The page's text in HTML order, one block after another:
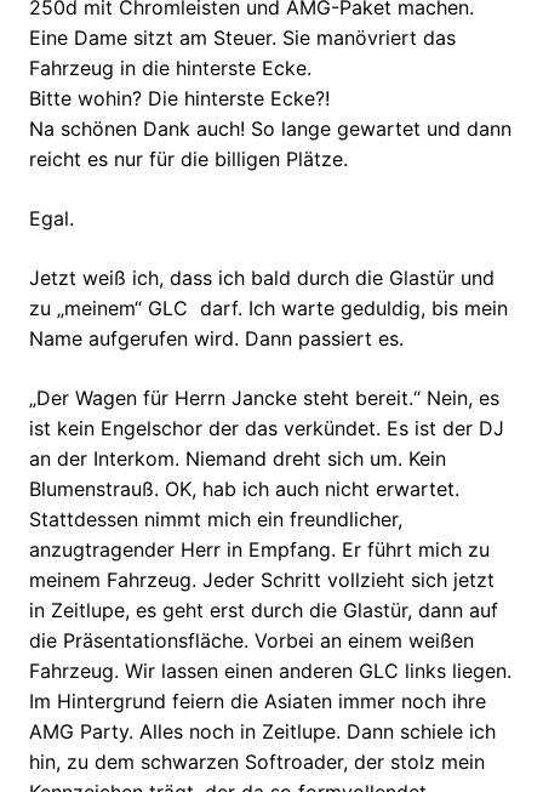
250d mit Chromleisten und AMG-Paket machen.
Eine Dame sitzt am Steuer. Sie manövriert das
Fahrzeug in die hinterste Ecke.
Bitte wohin? Die hinterste Ecke?!
Na schönen Dank auch! So lange gewartet und dann
reicht es nur für die billigen Plätze.
Egal.
Jetzt weiß ich, dass ich bald durch die Glastür und
zu „meinem“ GLC darf. Ich warte geduldig, bis mein
Name aufgerufen wird. Dann passiert es.
„Der Wagen für Herrn Jancke steht bereit.“ Nein, es
ist kein Engelschor der das verkündet. Es ist der DJ
an der Interkom. Niemand dreht sich um. Kein
Blumenstrauß. OK, hab ich auch nicht erwartet.
Stattdessen nimmt mich ein freundlicher,
anzugtragender Herr in Empfang. Er führt mich zu
meinem Fahrzeug. Jeder Schritt vollzieht sich jetzt
in Zeitlupe, es geht erst durch die Glastür, dann auf
die Präsentationsfläche. Vorbei an einem weißen
Fahrzeug. Wir lassen einen anderen GLC links liegen.
Im Hintergrund feiern die Asiaten immer noch ihre
AMG Party. Alles noch in Zeitlupe. Dann schiele ich
hin, zu dem schwarzen Softroader, der stolz mein